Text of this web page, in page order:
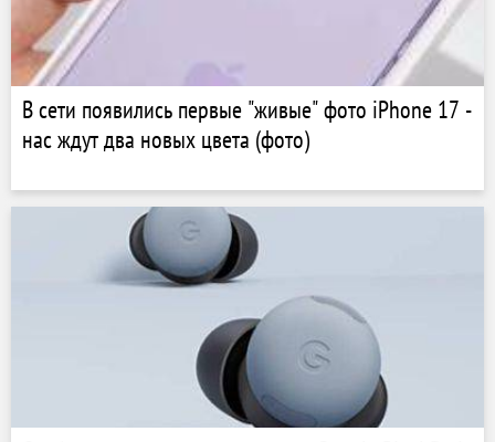
В сети появились первые "живые" фото iPhone 17 -
нас ждут два новых цвета (фото)